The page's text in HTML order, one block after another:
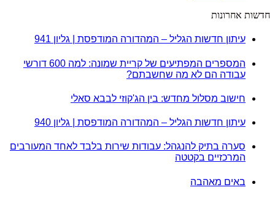
חדשות אחרונות
עיתון חדשות הגליל – המהדורה המודפסת | גליון 941
המספרים המפתיעים של קריית שמונה: למה 600 דורשי
עבודה הם לא מה שחשבתם?
חישוב מסלול מחדש: בין הג'קוזי לבבא סאלי
עיתון חדשות הגליל – המהדורה המודפסת | גליון 940
סערה בתיק להנגהל: עבודות שירות בלבד לאחד המעורבים
המרכזיים בקטטה
באים מאהבה